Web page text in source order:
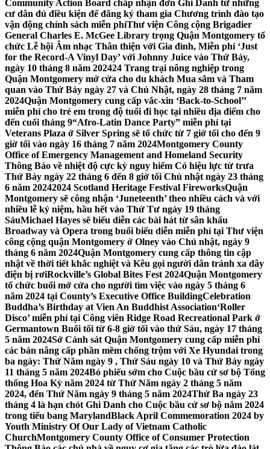
Community Action Board chấp nhận đơn Ghi Danh từ những
cư dân đủ điều kiện để đăng ký tham gia Chương trình đào tạo
vận động chính sách miễn phíThư viện Công cộng Brigadier
General Charles E. McGee Library trọng Quận Montgomery tổ
chức Lễ hội Âm nhạc Thân thiện với Gia đình, Miễn phí ‘Just
for the Record-A Vinyl Day’ với Johnny Juice vào Thứ Bảy,
ngày 10 tháng 8 năm 202424 Trang trại nông nghiệp trong
Quận Montgomery mở cửa cho du khách Mua sắm và Tham
quan vào Thứ Bảy ngày 27 và Chủ Nhật, ngày 28 tháng 7 năm
2024Quận Montgomery cung cấp vắc-xin ‘Back-to-School’’
miễn phí cho trẻ em trong độ tuổi đi học tại nhiều địa điểm cho
đến cuối tháng 9“Afro-Latin Dance Party” miễn phí tại
Veterans Plaza ở Silver Spring sẽ tổ chức từ 7 giờ tối cho đến 9
giờ tối vào ngày 16 tháng 7 năm 2024Montgomery County
Office of Emergency Management and Homeland Security
Thông Báo về nhiệt độ cực kỳ nguy hiểm Có hiệu lực từ trưa
Thứ Bảy ngày 22 tháng 6 đến 8 giờ tối Chủ nhật ngày 23 tháng
6 năm 20242024 Scotland Heritage Festival FireworksQuận
Montgomery sẽ công nhận ‘Juneteenth’ theo nhiều cách và với
nhiều lễ kỷ niệm, hầu hết vào Thứ Tư ngày 19 tháng
SáuMichael Hayes sẽ biểu diễn các bài hát từ sân khấu
Broadway và Opera trong buổi biểu diễn miễn phí tại Thư viện
công cộng quận Montgomery ở Olney vào Chủ nhật, ngày 9
tháng 6 năm 2024Quận Montgomery cung cấp thông tin cập
nhật về thời tiết khắc nghiệt và Kêu gọi người dân tránh xa dây
điện bị rơiRockville’s Global Bites Fest 2024Quận Montgomery
tổ chức buổi mở cửa cho người tìm việc vào ngày 5 tháng 6
năm 2024 tại County’s Executive Office BuildingCelebration
Buddha’s Birthday at Vien An Buddhist Association‘Roller
Disco’ miễn phí tại Công viên Ridge Road Recreational Park ở
Germantown Buổi tối từ 6-8 giờ tối vào thứ Sáu, ngày 17 tháng
5 năm 2024Sở Cảnh sát Quận Montgomery cung cấp miễn phí
các bản nâng cấp phần mềm chống trộm với Xe Hyundai trong
ba ngày: Thứ Năm ngày 9 , Thứ Sáu ngày 10 và Thứ Bảy ngày
11 tháng 5 năm 2024Bỏ phiếu sớm cho Cuộc bầu cử sơ bộ Tổng
thống Hoa Kỳ năm 2024 từ Thứ Năm ngày 2 tháng 5 năm
2024, đến Thứ Năm ngày 9 tháng 5 năm 2024Thứ Ba ngày 23
tháng 4 là hạn chót Ghi Danh cho Cuộc bầu cử sơ bộ năm 2024
trong tiểu bang MarylandBlack April Commemoration 2024 by
Youth Ministry Of Our Lady of Vietnam Catholic
ChurchMontgomery County Office of Consumer Protection